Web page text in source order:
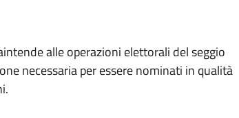
alle operazioni elettorali del seggio
necessaria per essere nominati in qualità